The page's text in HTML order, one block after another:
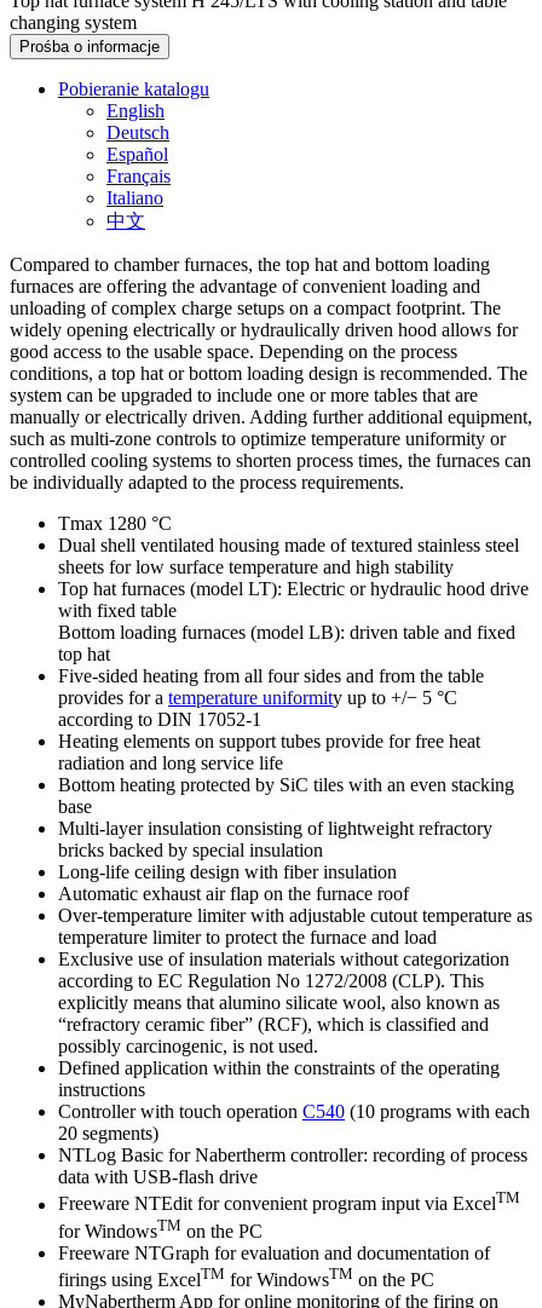
changing system
Prośba o informacje
Pobieranie katalogu
English
Deutsch
Español
Français
Italiano
中文
Compared to chamber furnaces, the top hat and bottom loading
furnaces are offering the advantage of convenient loading and
unloading of complex charge setups on a compact footprint. The
widely opening electrically or hydraulically driven hood allows for
good access to the usable space. Depending on the process
conditions, a top hat or bottom loading design is recommended. The
system can be upgraded to include one or more tables that are
manually or electrically driven. Adding further additional equipment,
such as multi-zone controls to optimize temperature uniformity or
controlled cooling systems to shorten process times, the furnaces can
be individually adapted to the process requirements.
Tmax 1280 °C
Dual shell ventilated housing made of textured stainless steel
sheets for low surface temperature and high stability
Top hat furnaces (model LT): Electric or hydraulic hood drive
with fixed table
Bottom loading furnaces (model LB): driven table and fixed
top hat
Five-sided heating from all four sides and from the table
provides for a temperature uniformity up to +/− 5 °C
according to DIN 17052-1
Heating elements on support tubes provide for free heat
radiation and long service life
Bottom heating protected by SiC tiles with an even stacking
base
Multi-layer insulation consisting of lightweight refractory
bricks backed by special insulation
Long-life ceiling design with fiber insulation
Automatic exhaust air flap on the furnace roof
Over-temperature limiter with adjustable cutout temperature as
temperature limiter to protect the furnace and load
Exclusive use of insulation materials without categorization
according to EC Regulation No 1272/2008 (CLP). This
explicitly means that alumino silicate wool, also known as
“refractory ceramic fiber” (RCF), which is classified and
possibly carcinogenic, is not used.
Defined application within the constraints of the operating
instructions
Controller with touch operation C540 (10 programs with each
20 segments)
NTLog Basic for Nabertherm controller: recording of process
data with USB‑flash drive
Freeware NTEdit for convenient program input via ExcelTM
for WindowsTM on the PC
Freeware NTGraph for evaluation and documentation of
firings using ExcelTM for WindowsTM on the PC
MyNabertherm App for online monitoring of the firing on